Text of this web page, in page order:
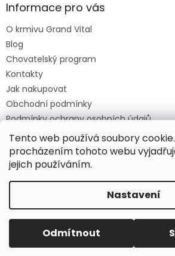
Tento web používá soubory
procházením tohoto webu
jejich používáním.
Nastavení
Odmítnout
Informace pro vás
O krmivu Grand Vital
Blog
Chovatelský program
Kontakty
Jak nakupovat
Obchodní podmínky
Podmínky ochrany osobních údajů
O krmivu Grand Vital
Copyright 2026Grand Vital Shop